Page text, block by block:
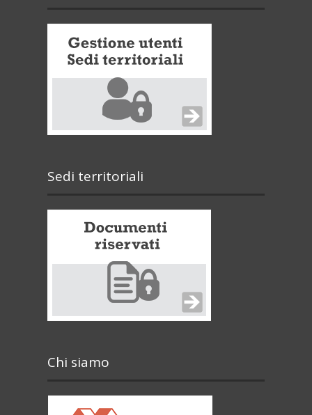
Sedi territoriali
Chi siamo